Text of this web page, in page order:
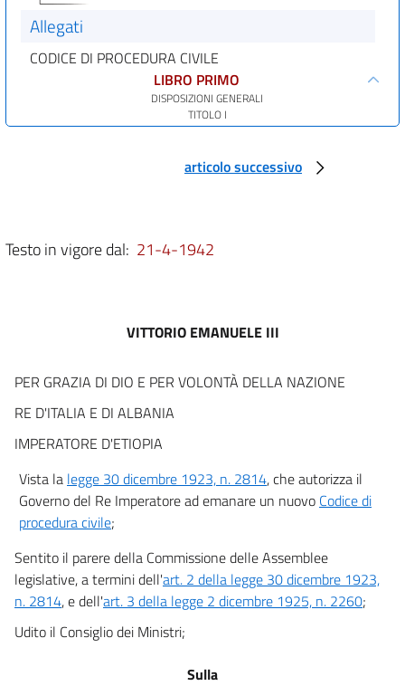
Allegati
CODICE DI PROCEDURA CIVILE
LIBRO PRIMO
DISPOSIZIONI GENERALI
TITOLO I
DEGLI ORGANI GIUDIZIARI
Del giudice
Sezione I
art. 2
Sezione II
Della competenza per materia e valore
art. 8
art. 9
art. 10
art. 12
art. 13
art. 14
articolo successivo
Testo in vigore dal: 21-4-1942
VITTORIO EMANUELE III
PER GRAZIA DI DIO E PER VOLONTÀ DELLA NAZIONE
RE D'ITALIA E DI ALBANIA
IMPERATORE D'ETIOPIA
Vista la legge 30 dicembre 1923, n. 2814, che autorizza il
Governo del Re Imperatore ad emanare un nuovo Codice di
procedura civile;
Sentito il parere della Commissione delle Assemblee
legislative, a termini dell'art. 2 della legge 30 dicembre 1923,
n. 2814, e dell'art. 3 della legge 2 dicembre 1925, n. 2260;
Udito il Consiglio dei Ministri;
Sulla